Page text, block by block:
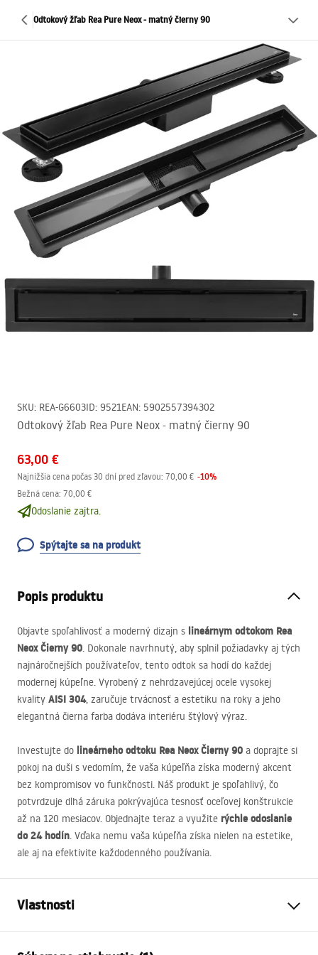
Odtokový žľab Rea Pure Neox - matný čierny 90
SKU: REA-G6603ID: 9521EAN: 5902557394302
Odtokový žľab Rea Pure Neox - matný čierny 90
63,00 €
Najnižšia cena počas 30 dní pred zľavou: 70,00 € -10%
Bežná cena: 70,00 €
Odoslanie zajtra.
Spýtajte sa na produkt
Popis produktu
Objavte spoľahlivosť a moderný dizajn s lineárnym odtokom Rea
Neox Čierny 90. Dokonale navrhnutý, aby splnil požiadavky aj tých
najnáročnejších používateľov, tento odtok sa hodí do každej
modernej kúpeľne. Vyrobený z nehrdzavejúcej ocele vysokej
kvality AISI 304, zaručuje trvácnosť a estetiku na roky a jeho
elegantná čierna farba dodáva interiéru štýlový výraz.
Investujte do lineárneho odtoku Rea Neox Čierny 90 a doprajte si
pokoj na duši s vedomím, že vaša kúpeľňa získa moderný akcent
bez kompromisov vo funkčnosti. Náš produkt je spoľahlivý, čo
potvrdzuje dlhá záruka pokrývajúca tesnosť oceľovej konštrukcie
až na 120 mesiacov. Objednajte teraz a využite rýchle odoslanie
do 24 hodín. Vďaka nemu vaša kúpeľňa získa nielen na estetike,
ale aj na efektivite každodenného používania.
Vlastnosti